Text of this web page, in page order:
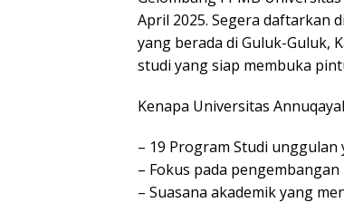
April 2025. Segera daftarkan
yang berada di Guluk-Guluk,
studi yang siap membuka
Kenapa Universitas
– 19 Program Studi
– Fokus pada
– Suasana akademik yang